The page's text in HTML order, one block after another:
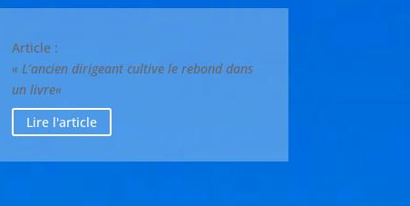
Article :
« L’ancien dirigeant cultive le rebond dans
un livre«
Lire l'article